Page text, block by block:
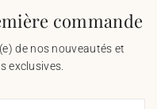
commande
de nos nouveautés et
exclusives.